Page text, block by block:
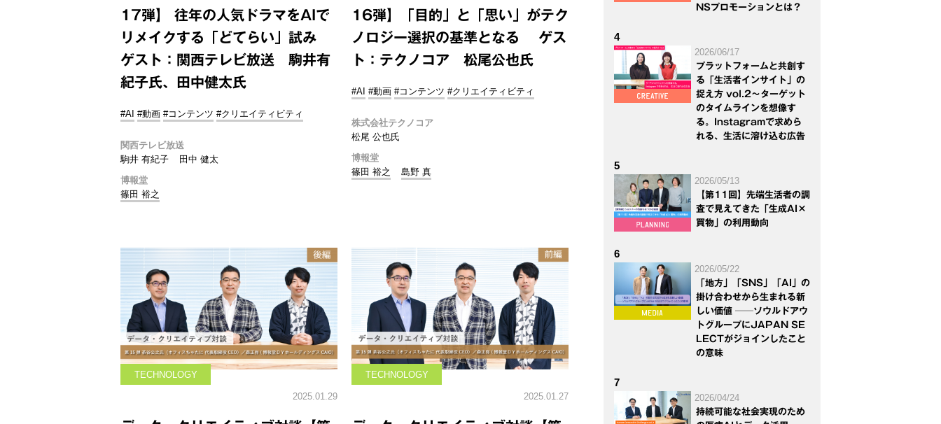
17弾】 往年の人気ドラマをAIで
リメイクする「どてらい」試み
ゲスト：関西テレビ放送 駒井有
紀子氏、田中健太氏
#AI #動画 #コンテンツ #クリエイティビティ
関西テレビ放送
駒井 有紀子
田中 健太
博報堂
篠田 裕之
16弾】「目的」と「思い」がテク
ノロジー選択の基準となる ゲス
ト：テクノコア 松尾公也氏
#AI #動画 #コンテンツ #クリエイティビティ
株式会社テクノコア
松尾 公也氏
博報堂
篠田 裕之
島野 真
TECHNOLOGY
2025.01.29
TECHNOLOGY
2025.01.27
NSプロモーションとは？
4
2026/06/17
プラットフォームと共創す
る「生活者インサイト」の
捉え方 vol.2～ターゲット
のタイムラインを想像す
る。Instagramで求めら
れる、生活に溶け込む広告
5
2026/05/13
【第11回】先端生活者の調
査で見えてきた「生成AI×
買物」の利用動向
6
2026/05/22
「地方」「SNS」「AI」の
掛け合わせから生まれる新
しい価値 ──ソウルドアウ
トグループにJAPAN SE
LECTがジョインしたこと
の意味
7
2026/04/24
持続可能な社会実現のため